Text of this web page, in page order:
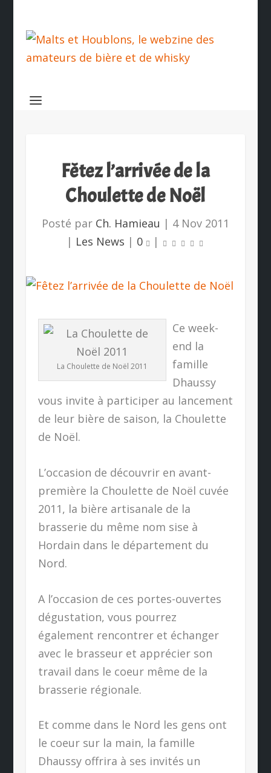
Fêtez l’arrivée de la
Choulette de Noël
Posté par Ch. Hamieau | 4 Nov 2011
| Les News | 0 |
La Choulette de Noël 2011
Ce week-
end la
famille
Dhaussy
vous invite à participer au lancement
de leur bière de saison, la Choulette
de Noël.
L’occasion de découvrir en avant-
première la Choulette de Noël cuvée
2011, la bière artisanale de la
brasserie du même nom sise à
Hordain dans le département du
Nord.
A l’occasion de ces portes-ouvertes
dégustation, vous pourrez
également rencontrer et échanger
avec le brasseur et apprécier son
travail dans le coeur même de la
brasserie régionale.
Et comme dans le Nord les gens ont
le coeur sur la main, la famille
Dhaussy offrira à ses invités un